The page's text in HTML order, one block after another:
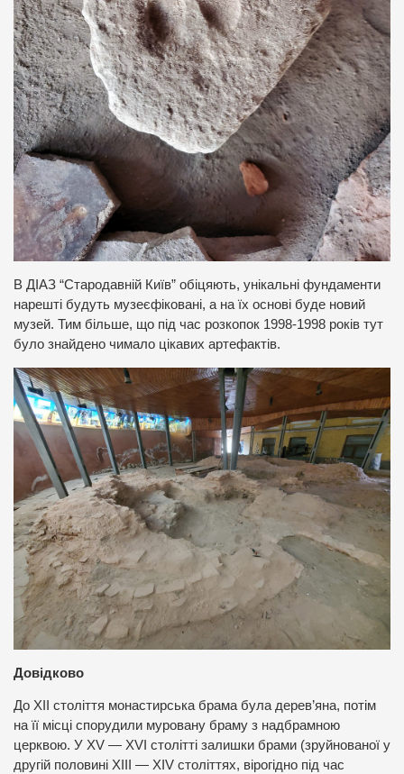
В ДІАЗ “Стародавній Київ” обіцяють, унікальні фундаменти
нарешті будуть музеєфіковані, а на їх основі буде новий
музей. Тим більше, що під час розкопок 1998-1998 років тут
було знайдено чимало цікавих артефактів.
Довідково
До ХІІ століття монастирська брама була дерев’яна, потім
на її місці спорудили муровану браму з надбрамною
церквою. У XV — XVІ столітті залишки брами (зруйнованої у
другій половині ХІІІ — XIV століттях, вірогідно під час